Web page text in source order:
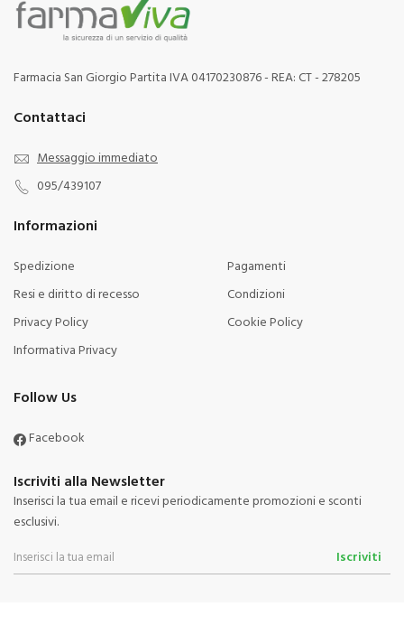
Farmacia San Giorgio Partita IVA 04170230876 - REA: CT - 278205
Contattaci
Messaggio immediato
095/439107
Informazioni
Spedizione
Pagamenti
Resi e diritto di recesso
Condizioni
Privacy Policy
Cookie Policy
Informativa Privacy
Follow Us
Facebook
Iscriviti alla Newsletter
Inserisci la tua email e ricevi periodicamente promozioni e sconti
esclusivi.
Iscriviti